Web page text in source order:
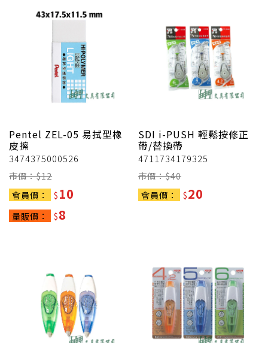
Pentel ZEL-05 易拭型橡
皮擦
3474375000526
市價：$12
會員價：
$10
量販價： $8
SDI i-PUSH 輕鬆按修正
帶/替換帶
4711734179325
市價：$40
會員價：
$20